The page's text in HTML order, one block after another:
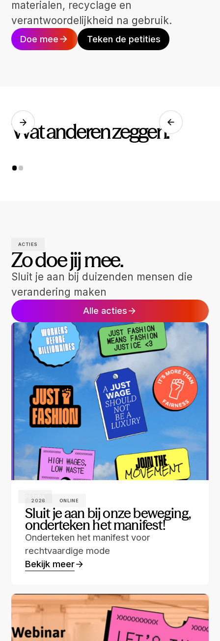
materialen, recyclage en
verantwoordelijkheid na gebruik.
Doe mee Teken de petities
Wat anderen zeggen.
ACTIES
Zo doe jij mee.
Sluit je aan bij duizenden mensen die
verandering maken
Alle acties
2026 ONLINE
Sluit je aan bij onze beweging,
onderteken het manifest!
Onderteken het manifest voor
rechtvaardige mode
Bekijk meer